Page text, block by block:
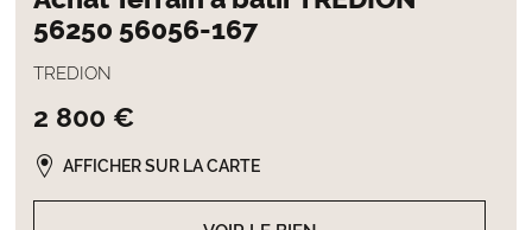
56250 56056-167
TREDION
2 800 €
AFFICHER SUR LA CARTE